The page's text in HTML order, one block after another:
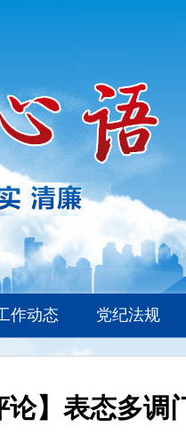
作动态 党纪法规
论】表态多